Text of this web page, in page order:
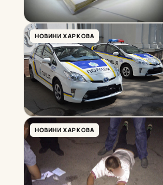
НОВИНИ ХАРКОВА
НОВИНИ ХАРКОВА